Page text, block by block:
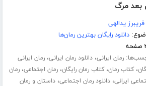
بعد مرگ
فریبرز یدالهی
دانلود رایگان بهترین رمان‌ها
رمان ایرانی،دانلود رمان ایرانی،رمان ایرانی
،کتاب رمان،کتاب رمان رایگان،رمان اجتماعی،رمان
ایرانی،دانلود رمان اجتماعی،داستان و رمان